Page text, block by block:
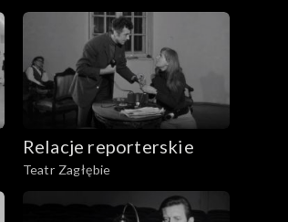
Relacje reporterskie
Teatr Zagłębie